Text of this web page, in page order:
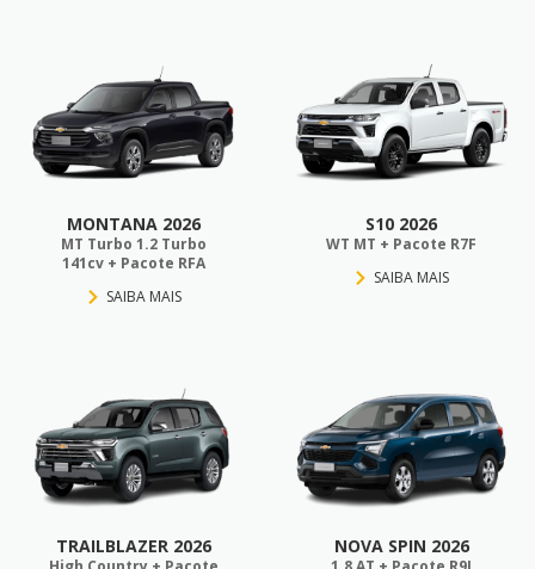
MONTANA 2026
MT Turbo 1.2 Turbo
141cv + Pacote RFA
SAIBA MAIS
S10 2026
WT MT + Pacote R7F
SAIBA MAIS
TRAILBLAZER 2026 NOVA SPIN 2026